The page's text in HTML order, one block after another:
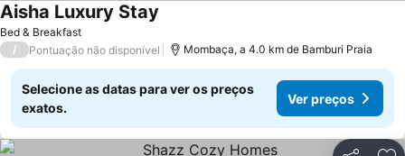
Bed & Breakfast
Aisha Luxury Stay
/ Pontuação não disponível Mombaça, a 4.0 km de Bamburi Praia
Selecione as datas para ver os preços
exatos.
Ver preços